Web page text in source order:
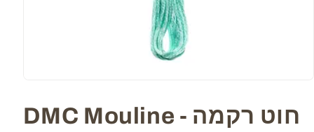
in
modalחוט רקמה DMC Mouline -